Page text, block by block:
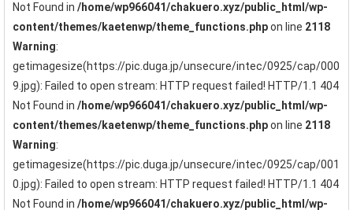
Not Found in /home/wp966041/chakuero.xyz/public_html/wp-
content/themes/kaetenwp/theme_functions.phpon line 2118
Warning:
getimagesize(https://pic.duga.jp/unsecure/intec/0925/cap/000
9.jpg): Failed to open stream: HTTP request failed! HTTP/1.1 404
Not Found in /home/wp966041/chakuero.xyz/public_html/wp-
content/themes/kaetenwp/theme_functions.phpon line 2118
Warning:
getimagesize(https://pic.duga.jp/unsecure/intec/0925/cap/001
0.jpg): Failed to open stream: HTTP request failed! HTTP/1.1 404
Not Found in /home/wp966041/chakuero.xyz/public_html/wp-